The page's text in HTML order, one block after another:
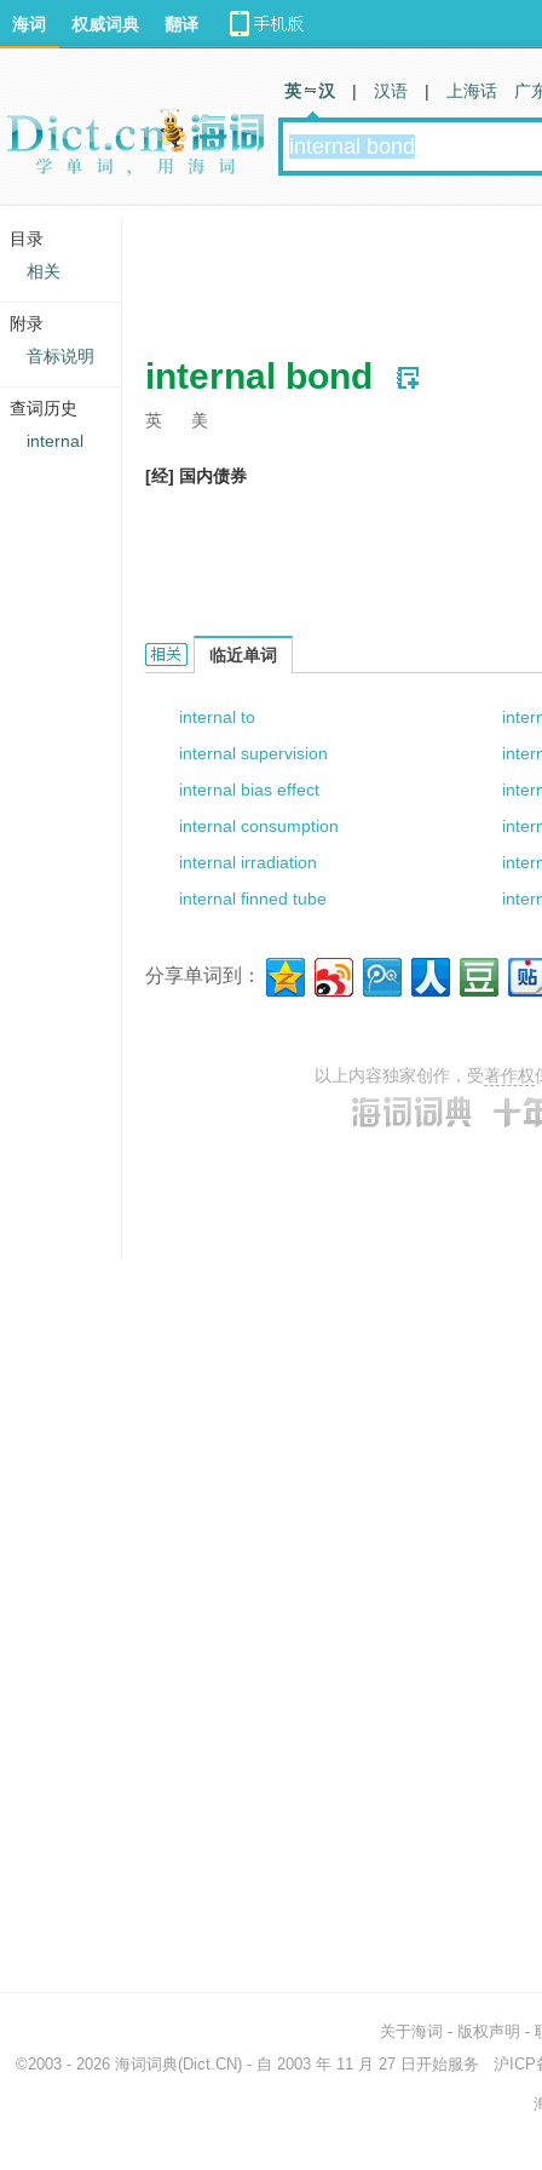
internal bond
英 美
[经] 国内债券
internal bond的相关资料：
临近单词
internal to
internal supervision
internal bias effect
internal consumption
internal irradiation
internal finned tube
分享单词到：
以上内容独家创作，受著作权
海词 权威词典 翻译
英 汉 | 汉语 | 上海话 广
关于海词 - 版权声明 -
©2003 - 2026 海词词典(Dict.CN) - 自 2003 年 11 月 27 日开始服务 沪ICP
目录
相关
附录
音标说明
查词历史
internal